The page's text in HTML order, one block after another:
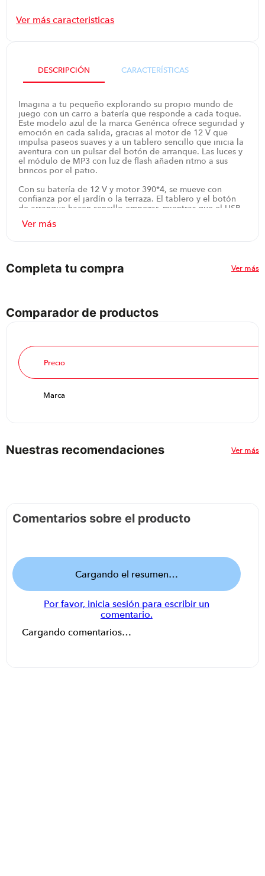
DESCRIPCIÓN CARACTERÍSTICAS
Imagina a tu pequeño explorando su propio mundo de
juego con un carro a batería que responde a cada toque.
Este modelo azul de la marca Genérica ofrece seguridad y
emoción en cada salida, gracias al motor de 12 V que
impulsa paseos suaves y a un tablero sencillo que inicia la
aventura con un pulsar del botón de arranque. Las luces y
el módulo de MP3 con luz de flash añaden ritmo a sus
brincos por el patio.
Con su batería de 12 V y motor 390*4, se mueve con
confianza por el jardín o la terraza. El tablero y el botón
de arranque hacen sencillo empezar, mientras que el USB
paseo más divertido. Es apto para niños desde 3 años y
Imagina a tu hijo compartiendo risas con un amigo en un
recorrido corto, guiando el carro con seguridad y
para fomentar la movilidad, la coordinación y la
imaginación durante las tardes de juego, sin
Completa tu compra Ver más
Comparador de productos
Precio
Marca
Nuestras recomendaciones Ver más
Comentarios sobre el producto
Cargando el resumen…
Por favor, inicia sesión para escribir un
comentario.
Cargando comentarios…